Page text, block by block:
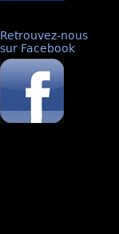
Retrouvez-nous
sur Facebook